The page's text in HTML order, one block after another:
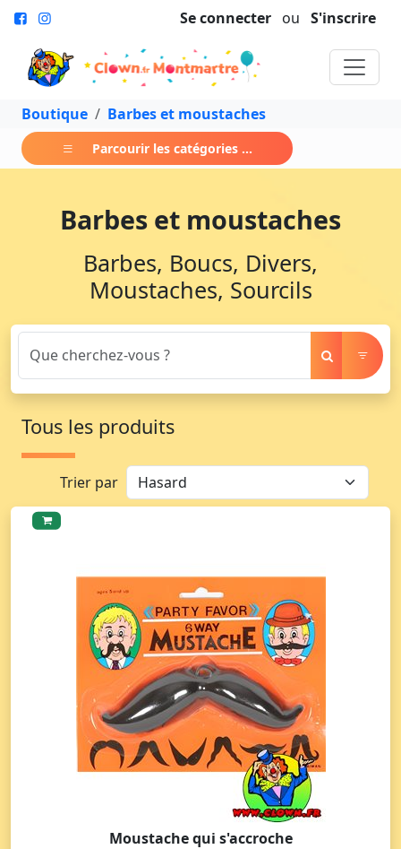
Se connecter ou S'inscrire
Boutique Barbes et moustaches
Parcourir les catégories ...
Barbes et moustaches
Barbes, Boucs, Divers,
Moustaches, Sourcils
Tous les produits
Trier par
Moustache qui s'accroche